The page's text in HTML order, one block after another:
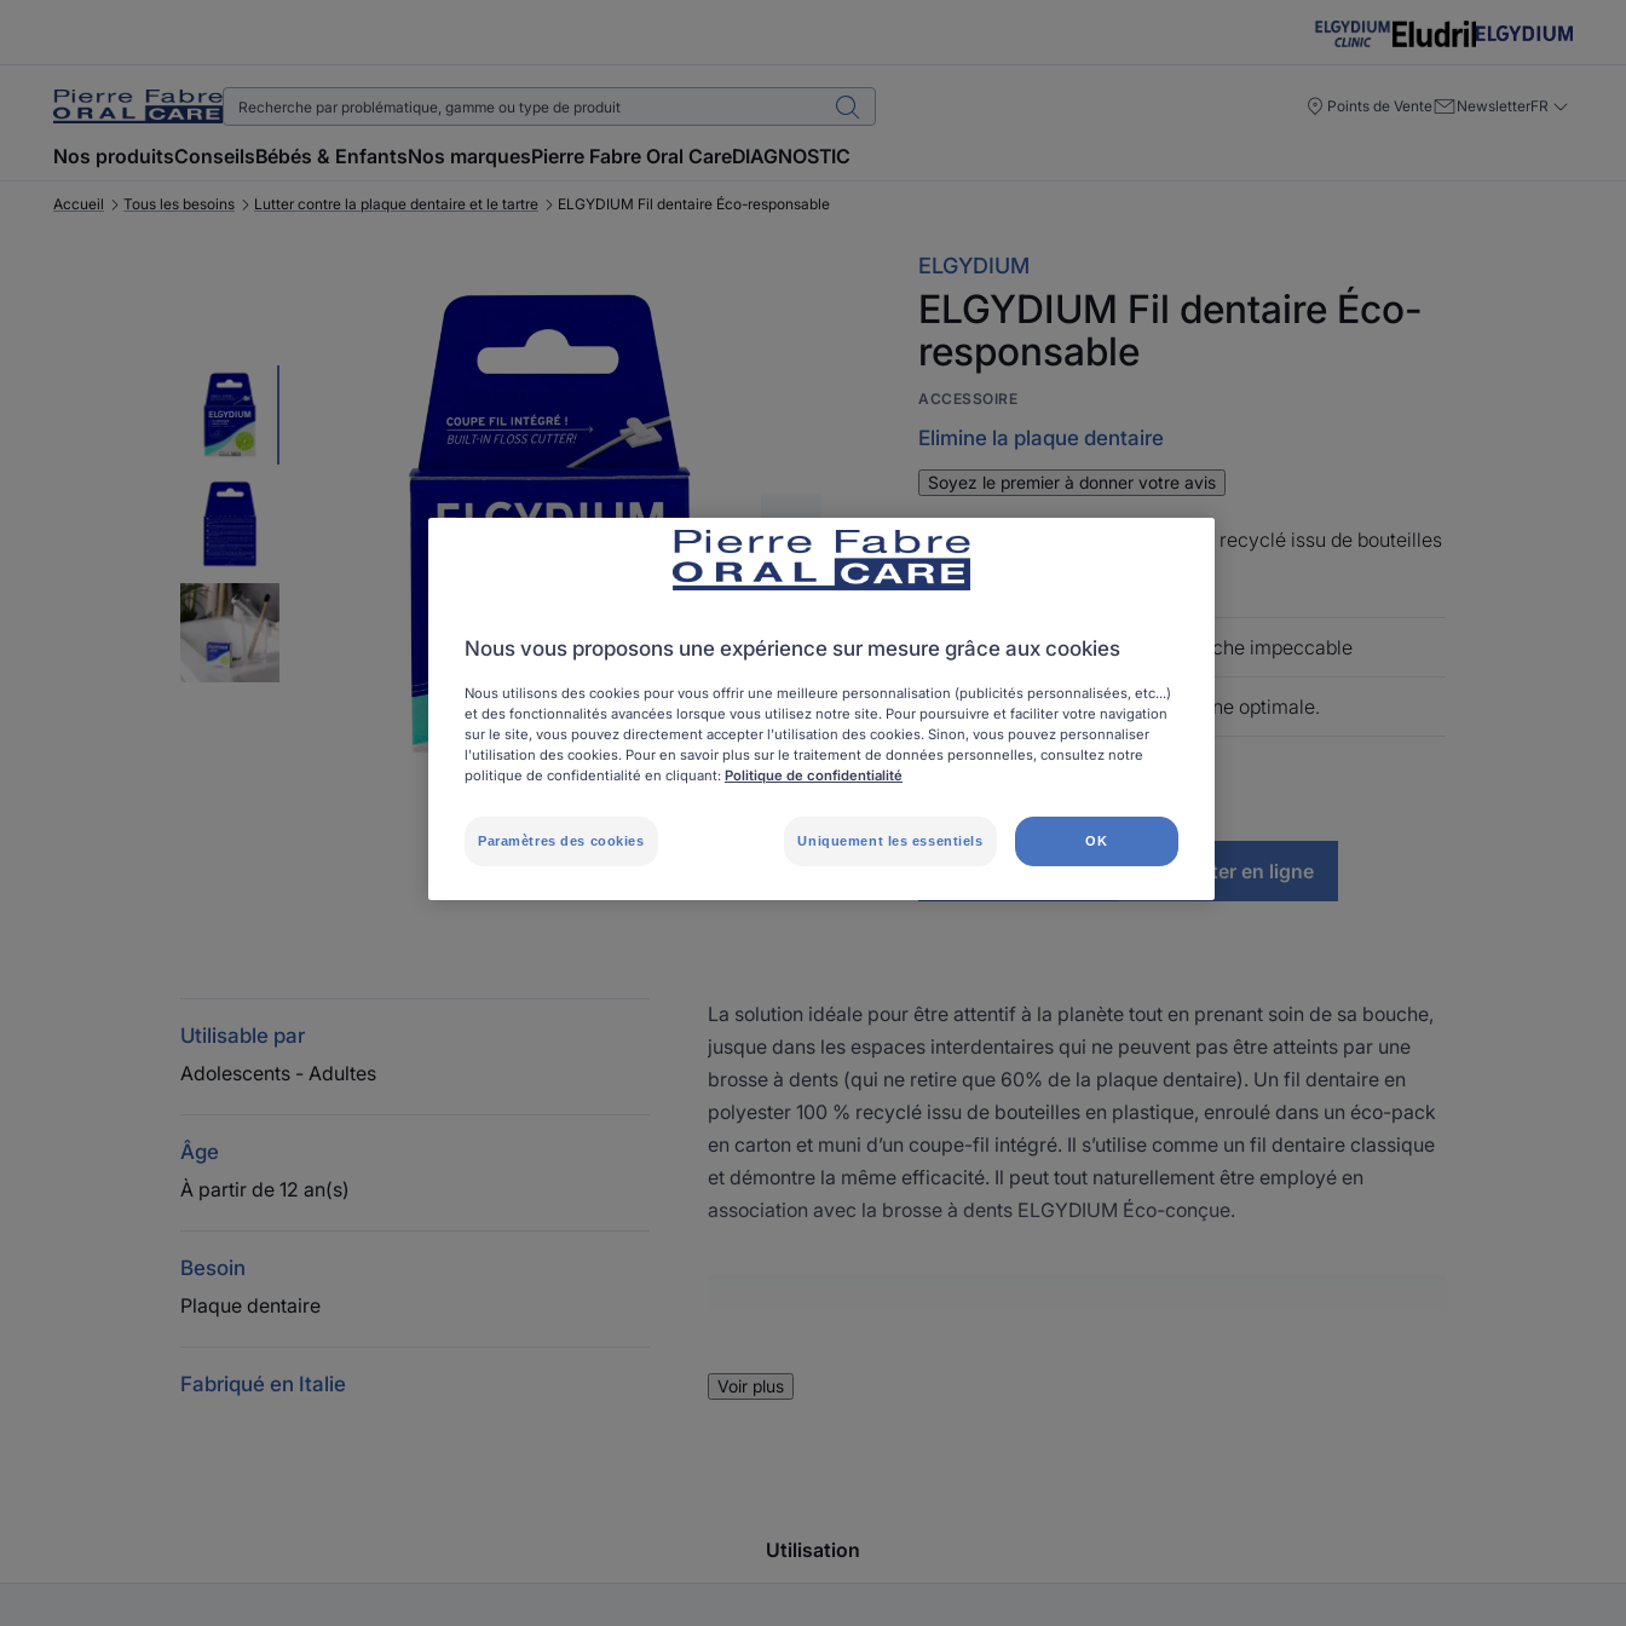
Points de Vente NewsletterFR
Nos produitsConseilsBébés & EnfantsNos marquesPierre Fabre Oral CareDIAGNOSTIC
Accueil Tous les besoins Lutter contre la plaque dentaire et le tartre ELGYDIUM Fil dentaire Éco-responsable
ELGYDIUM
ELGYDIUM Fil dentaire Éco-
responsable
ACCESSOIRE
Elimine la plaque dentaire
Soyez le premier à donner votre avis
Un fil dentaire en polyester 100 % recyclé issu de bouteilles
en plastique.
Fil éco-responsable pour une bouche impeccable
100% en plastique recyclé. Hygiène optimale.
Point de vente Acheter en ligne
Utilisable par
Adolescents - Adultes
Âge
À partir de 12 an(s)
Besoin
Plaque dentaire
Fabriqué en Italie
La solution idéale pour être attentif à la planète tout en prenant soin de sa bouche,
jusque dans les espaces interdentaires qui ne peuvent pas être atteints par une
brosse à dents (qui ne retire que 60% de la plaque dentaire). Un fil dentaire en
polyester 100 % recyclé issu de bouteilles en plastique, enroulé dans un éco-pack
en carton et muni d’un coupe-fil intégré. Il s’utilise comme un fil dentaire classique
et démontre la même efficacité. Il peut tout naturellement être employé en
association avec la brosse à dents ELGYDIUM Éco-conçue.
permet à la marque ELGYDIUM de
Voir plus
Utilisation
Nous vous proposons une expérience sur mesure grâce aux cookies
Nous utilisons des cookies pour vous offrir une meilleure personnalisation (publicités personnalisées, etc...)
et des fonctionnalités avancées lorsque vous utilisez notre site. Pour poursuivre et faciliter votre navigation
sur le site, vous pouvez directement accepter l'utilisation des cookies. Sinon, vous pouvez personnaliser
l'utilisation des cookies. Pour en savoir plus sur le traitement de données personnelles, consultez notre
politique de confidentialité en cliquant: Politique de confidentialité
Paramètres des cookies Uniquement les essentiels OK